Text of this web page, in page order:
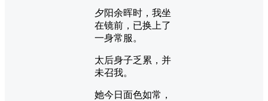
夕阳余晖时，我坐
在镜前，已换上了
一身常服。
太后身子乏累，并
未召我。
她今日面色如常，